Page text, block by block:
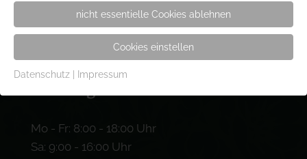
Fax: 0451 / 4 99 54 18
e-mail: info@gaertnerei-hinze.de
Mo - Fr: 8:00 - 18:00 Uhr
Sa: 9:00 - 16:00 Uhr
nicht essentielle Cookies ablehnen
Cookies einstellen
Datenschutz Impressum